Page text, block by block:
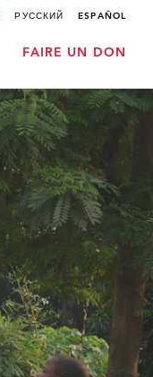
РУССКИЙ ESPAÑOL
FAIRE UN DON